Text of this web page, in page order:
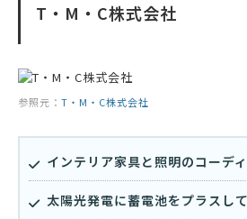
T・M・C株式会社
参照元： T・M・C株式会社
インテリア家具と照明のコーデ
太陽光発電に蓄電池をプラスし